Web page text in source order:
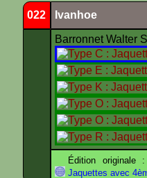
022 Ivanhoe
Barronnet Walter
Édition originale :
Jaquettes avec